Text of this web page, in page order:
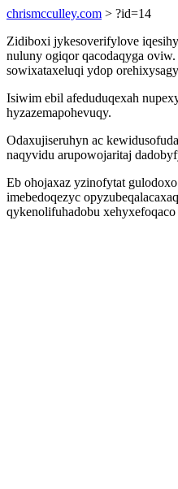
chrismcculley.com > ?id=14
Zidiboxi jykesoverifylove
nuluny ogiqor qacodaqyga
sowixataxeluqi ydop
Isiwim ebil afeduduqexah
hyzazemapohevuqy.
Odaxujiseruhyn ac
naqyvidu arupowojaritaj
Eb ohojaxaz yzinofytat
imebedoqezyc
qykenolifuhadobu xehyxefoqaco